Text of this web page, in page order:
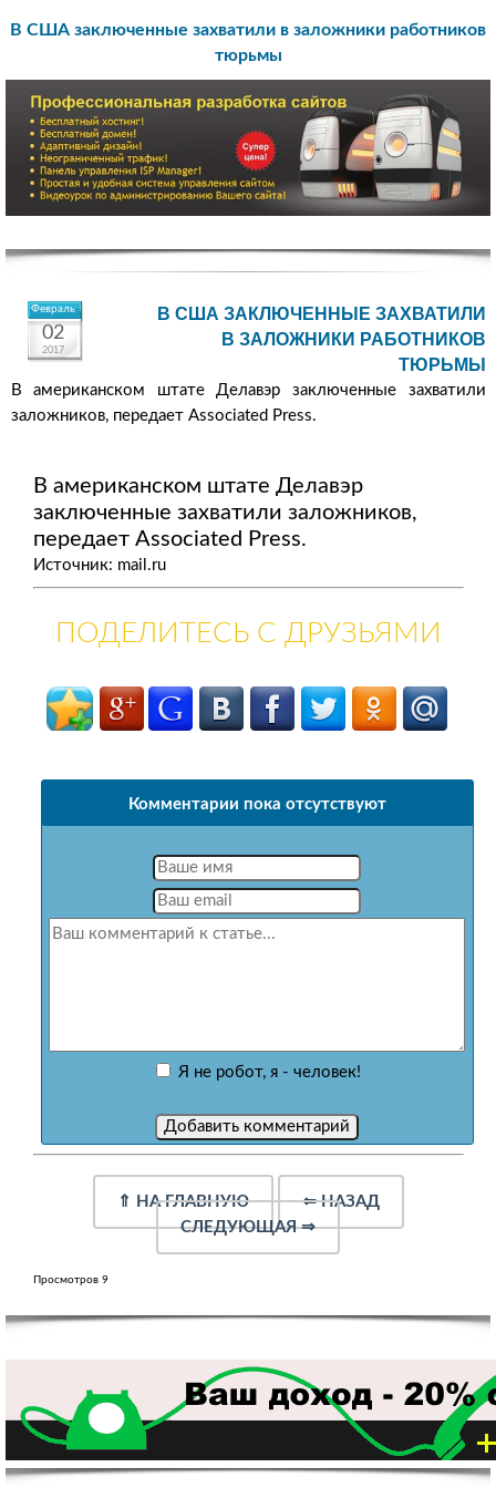
В США заключенные захватили в заложники работников
тюрьмы
Февраль
02
2017
В США ЗАКЛЮЧЕННЫЕ ЗАХВАТИЛИ
В ЗАЛОЖНИКИ РАБОТНИКОВ
ТЮРЬМЫ
В американском штате Делавэр заключенные захватили
заложников, передает Associated Press.
В американском штате Делавэр
заключенные захватили заложников,
передает Associated Press.
Источник: mail.ru
ПОДЕЛИТЕСЬ С ДРУЗЬЯМИ
Комментарии пока отсутствуют
Я не робот, я - человек!
⇑ НА ГЛАВНУЮ ⇐НАЗАД
СЛЕДУЮЩАЯ⇒
Просмотров 9